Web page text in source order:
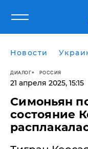
Новости
ДИАЛОГ РОССИЯ
21 апреля 2025, 15:15
Симоньян
состояние